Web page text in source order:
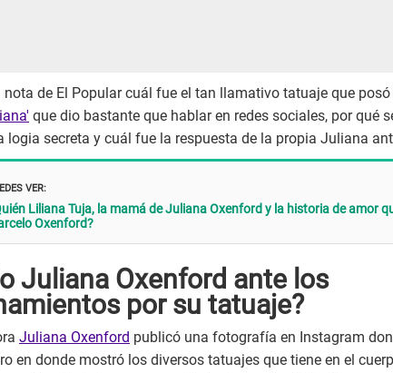
nota de El Popular cuál fue el tan llamativo tatuaje que posó
que dio bastante que hablar en redes sociales, por qué
logia secreta y cuál fue la respuesta de la propia Juliana
VER:
Liliana Tuja, la mamá de Juliana Oxenford y la historia de amor
Oxenford?
Juliana Oxenford ante los
por su tatuaje?
Juliana Oxenford publicó una fotografía en Instagram
en donde mostró los diversos tatuajes que tiene en el